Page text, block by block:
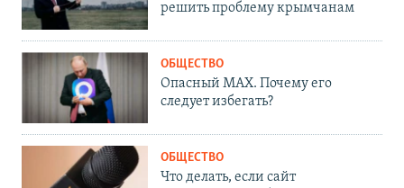
решить проблему крымчанам
ОБЩЕСТВО
Опасный MAX. Почему его
следует избегать?
ОБЩЕСТВО
Что делать, если сайт